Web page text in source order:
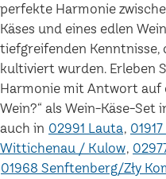
perfekte Harmonie
Käses und eines edlen
tiefgreifenden Kenntnisse,
kultiviert wurden. Erleben
Harmonie mit Antwort auf
Wein?“ als Wein-Käse-
auch in 02991 Lauta
Wittichenau / Kulow
01968 Senftenberg/Zły